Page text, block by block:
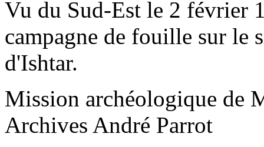
Vu du Sud-Est le 2 février
campagne de fouille sur le
d'Ishtar.
Mission archéologique de
Archives André Parrot